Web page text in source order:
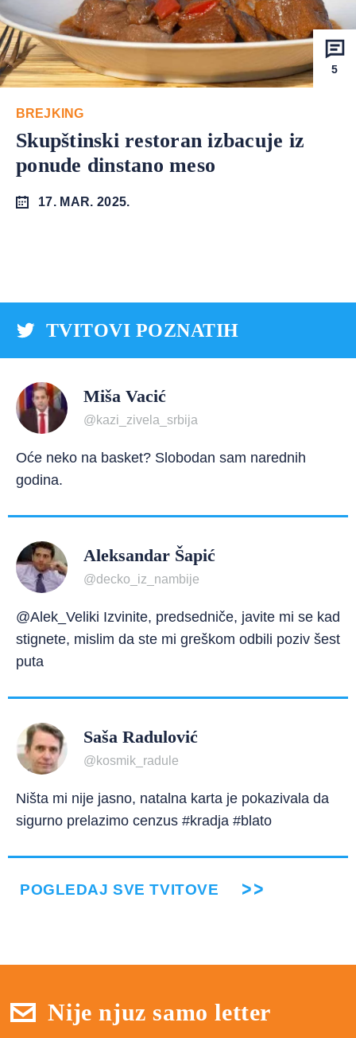
5
BREJKING
Skupštinski restoran izbacuje iz
ponude dinstano meso
17. MAR. 2025.
TVITOVI POZNATIH
Miša Vacić
@kazi_zivela_srbija
Oće neko na basket? Slobodan sam narednih
godina.
Aleksandar Šapić
@decko_iz_nambije
@Alek_Veliki Izvinite, predsedniče, javite mi se kad
stignete, mislim da ste mi greškom odbili poziv šest
puta
Saša Radulović
@kosmik_radule
Ništa mi nije jasno, natalna karta je pokazivala da
sigurno prelazimo cenzus #kradja #blato
POGLEDAJ SVE TVITOVE
Nije njuz samo letter